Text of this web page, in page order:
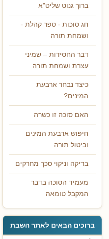
ברוך גנוט שליט"א
חג סוכות - ספר קהלת -
ושמחת תורה
דבר החסידות – שמיני
עצרת ושמחת תורה
כיצד נבחר ארבעת
המינים?
האם סוכה זו כשרה
חיפוש ארבעת המינים
וביטול תורה
בדיקה וניקוי סכך מחרקים
מעמיד הסוכה בדבר
המקבל טומאה
ברוכים הבאים לאתר השבת